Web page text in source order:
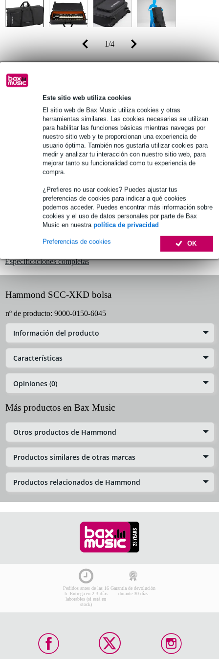
Este sitio web utiliza cookies
El sitio web de Bax Music utiliza cookies y otras
herramientas similares. Las cookies necesarias se utilizan
para habilitar las funciones básicas mientras navegas por
nuestro sitio web y te proporcionan una experiencia de
usuario óptima. También nos gustaría utilizar cookies para
medir y analizar tu interacción con nuestro sitio web, para
mejorar tanto su funcionalidad como tu experiencia de
compra.
¿Prefieres no usar cookies? Puedes ajustar tus
preferencias de cookies para indicar a qué cookies
podemos acceder. Puedes encontrar más información sobre
cookies y el uso de datos personales por parte de Bax
Music en nuestra política de privacidad
OK
Preferencias de cookies
1/4
449,00 €
Disponibilidad online
Disponible
Todavía 2 en stock en nuestro almacén
añadir a la cesta
Pedido antes de 23:00 = martes en casa
Más de 48.000 artículos en stock
1.250 marcas líderes
Información del producto
Especificaciones completas
Hammond SCC-XKD bolsa
nº de producto: 9000-0150-6045
Información del producto
Características
Opiniones (0)
Más productos en Bax Music
Otros productos de Hammond
Productos similares de otras marcas
Productos relacionados de Hammond
Pedidos antes de las 16
h: Entrega en 2-3 días
laborables (si está en
stock)
Garantía de devolución
durante 30 días